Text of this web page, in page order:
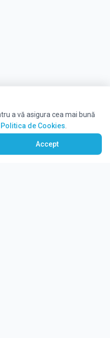
a vă asigura cea mai bună
Politica de Cookies
Accept